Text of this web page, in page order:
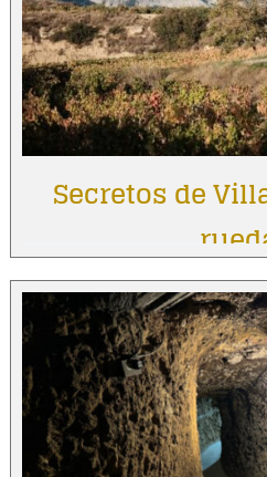
Secretos de